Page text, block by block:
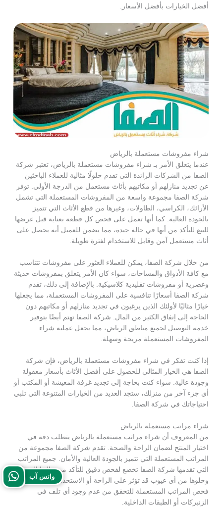
أفضل الخيارات بأفضل الأسعار.
شراء مفروشات مستعملة بالرياض
عندما يتعلق الأمر بـ شراء مفروشات مستعملة بالرياض، تعتبر شركة
الصفا من الشركات الرائدة التي تقدم حلولًا مثالية للعملاء الباحثين
عن تجديد منازلهم أو مكاتبهم بأثاث مستعمل من الدرجة الأولى. توفر
شركة الصفا مجموعة واسعة من المفروشات المستعملة التي تشمل
الأرائك، الكراسي، الطاولات، وغيرها من قطع الأثاث التي تتميز
بالجودة العالية. كما أنها تعمل على فحص كل قطعة بعناية قبل عرضها
للبيع للتأكد من أنها في حالة جيدة، مما يضمن للعميل أنه يحصل على
أثاث مستعمل آمن وقابل للاستخدام لفترة طويلة.
من خلال شركة الصفا، يمكن للعملاء العثور على مفروشات تتناسب
مع كافة الأذواق والمساحات، سواء كان الأمر يتعلق بمفروشات حديثة
وعصرية أو مفروشات تقليدية كلاسيكية. بالإضافة إلى ذلك، تقدم
شركة الصفا أسعارًا تنافسية على المفروشات المستعملة، مما يجعلها
خيارًا مثاليًا لأولئك الذين يرغبون في تجديد منازلهم أو مكاتبهم دون
الحاجة إلى إنفاق الكثير من المال. شركة الصفا تهتم أيضًا بتوفير
خدمة التوصيل لجميع مناطق الرياض، مما يجعل عملية شراء
المفروشات المستعملة مريحة وسهلة.
إذا كنت تفكر في شراء مفروشات مستعملة بالرياض، فإن شركة
الصفا هي الخيار المثالي للحصول على أفضل الأثاث بأسعار معقولة
وجودة عالية. سواء كنت بحاجة إلى تجديد غرفة المعيشة أو المكتب أو
أي جزء آخر من منزلك، ستجد العديد من الخيارات المتنوعة التي تلبي
احتياجاتك في شركة الصفا.
شراء مراتب مستعملة بالرياض
من المعروف أن شراء مراتب مستعملة بالرياض يتطلب دقة في
اختيار المنتج لضمان الراحة والصحة. تقدم شركة الصفا مجموعة من
المراتب المستعملة التي تتميز بالجودة العالية والأمان. جميع المراتب
التي تقدمها شركة الصفا تخضع لفحص دقيق للتأكد من حالتها الممتازة
وخلوها من أي عيوب قد تؤثر على الراحة أو الاستخدام. حيث يتم
فحص المراتب المستعملة للتحقق من عدم وجود أي تلف في
الزنبركات أو الطبقات الداخلية.
واتس آب